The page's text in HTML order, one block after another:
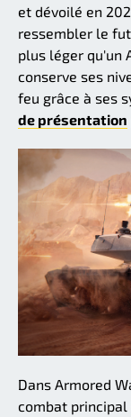
et dévoilé en
ressembler le
plus léger qu'un
conserve ses
feu grâce à ses
de présentation
Dans Armored
combat principal